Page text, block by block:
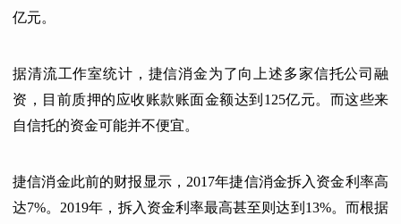
亿元。
据清流工作室统计，捷信消金为了向上述多家信托公司融
资，目前质押的应收账款账面金额达到125亿元。而这些来
自信托的资金可能并不便宜。
捷信消金此前的财报显示，2017年捷信消金拆入资金利率高
达7%。2019年，拆入资金利率最高甚至则达到13%。而根据